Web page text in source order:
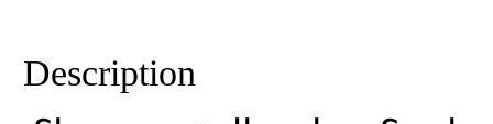
Description